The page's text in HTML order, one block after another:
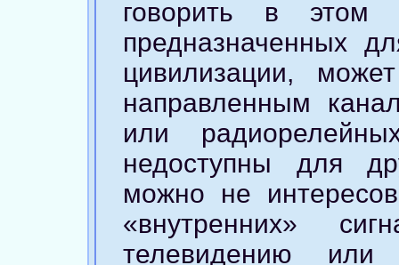
говорить в этом
предназначенных
цивилизации,
направленным
или
недоступны для
можно не
«внутренних»
телевидению